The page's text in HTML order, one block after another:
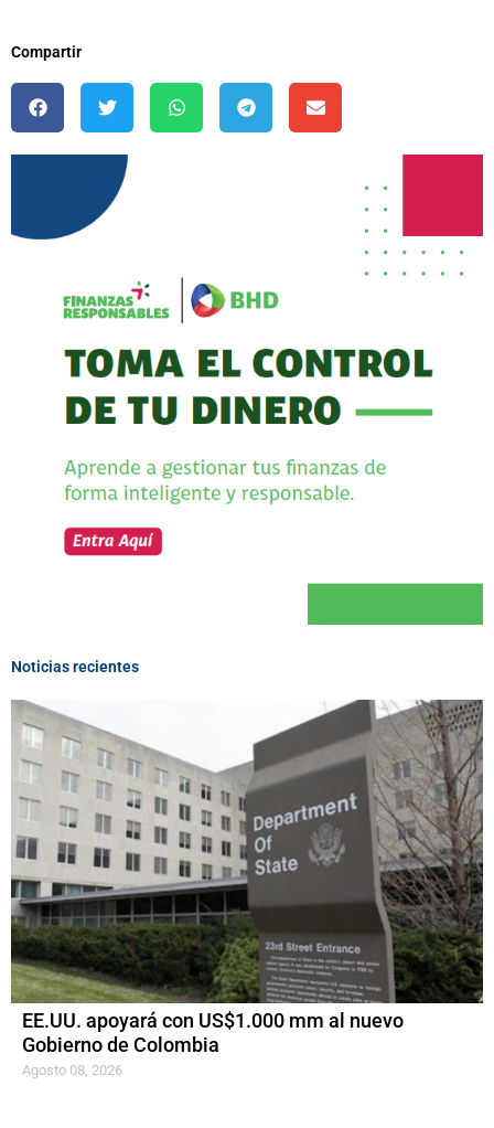
Compartir
Noticias recientes
EE.UU. apoyará con US$1.000 mm al nuevo
Gobierno de Colombia
Agosto 08, 2026